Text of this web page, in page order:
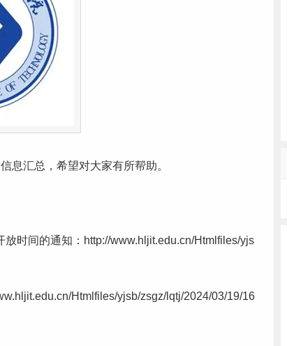
息汇总，希望对大家有所帮助。
放时间的通知：http://www.hljit.edu.cn/Htmlfiles/yjs
Htmlfiles/yjsb/zsgz/lqtj/2024/03/19/16